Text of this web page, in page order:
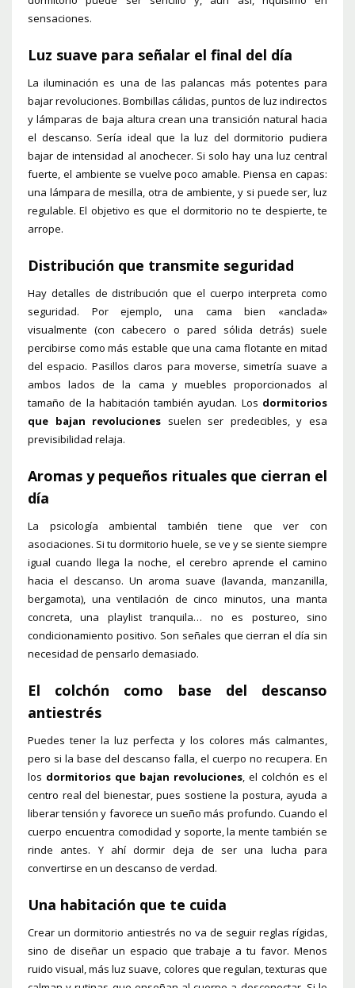
sensaciones.
Luz suave para señalar el final del día
La iluminación es una de las palancas más potentes para
bajar revoluciones. Bombillas cálidas, puntos de luz indirectos
y lámparas de baja altura crean una transición natural hacia
el descanso. Sería ideal que la luz del dormitorio pudiera
bajar de intensidad al anochecer. Si solo hay una luz central
fuerte, el ambiente se vuelve poco amable. Piensa en capas:
una lámpara de mesilla, otra de ambiente, y si puede ser, luz
regulable. El objetivo es que el dormitorio no te despierte, te
arrope.
Distribución que transmite seguridad
Hay detalles de distribución que el cuerpo interpreta como
seguridad. Por ejemplo, una cama bien «anclada»
visualmente (con cabecero o pared sólida detrás) suele
percibirse como más estable que una cama flotante en mitad
del espacio. Pasillos claros para moverse, simetría suave a
ambos lados de la cama y muebles proporcionados al
tamaño de la habitación también ayudan. Los dormitorios
que bajan revoluciones suelen ser predecibles, y esa
previsibilidad relaja.
Aromas y pequeños rituales que cierran el
día
La psicología ambiental también tiene que ver con
asociaciones. Si tu dormitorio huele, se ve y se siente siempre
igual cuando llega la noche, el cerebro aprende el camino
hacia el descanso. Un aroma suave (lavanda, manzanilla,
bergamota), una ventilación de cinco minutos, una manta
concreta, una playlist tranquila… no es postureo, sino
condicionamiento positivo. Son señales que cierran el día sin
necesidad de pensarlo demasiado.
El colchón como base del descanso
antiestrés
Puedes tener la luz perfecta y los colores más calmantes,
pero si la base del descanso falla, el cuerpo no recupera. En
los dormitorios que bajan revoluciones , el colchón es el
centro real del bienestar, pues sostiene la postura, ayuda a
liberar tensión y favorece un sueño más profundo. Cuando el
cuerpo encuentra comodidad y soporte, la mente también se
rinde antes. Y ahí dormir deja de ser una lucha para
convertirse en un descanso de verdad.
Una habitación que te cuida
Crear un dormitorio antiestrés no va de seguir reglas rígidas,
sino de diseñar un espacio que trabaje a tu favor. Menos
ruido visual, más luz suave, colores que regulan, texturas que